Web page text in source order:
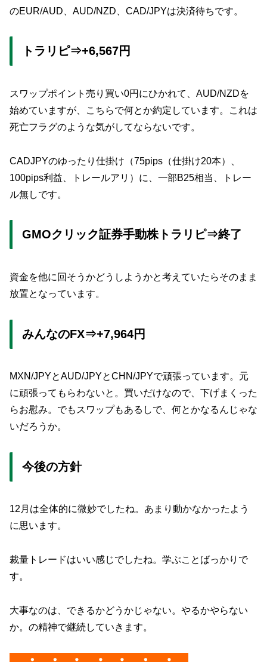
のEUR/AUD、AUD/NZD、CAD/JPYは決済待ちです。
トラリピ⇒+6,567円
スワップポイント売り買い0円にひかれて、AUD/NZDを
始めていますが、こちらで何とか約定しています。これは
死亡フラグのような気がしてならないです。
CADJPYのゆったり仕掛け（75pips（仕掛け20本）、
100pips利益、トレールアリ）に、一部B25相当、トレー
ル無しです。
GMOクリック証券手動株トラリピ⇒終了
資金を他に回そうかどうしようかと考えていたらそのまま
放置となっています。
みんなのFX⇒+7,964円
MXN/JPYとAUD/JPYとCHN/JPYで頑張っています。元
に頑張ってもらわないと。買いだけなので、下げまくった
らお慰み。でもスワップもあるしで、何とかなるんじゃな
いだろうか。
今後の方針
12月は全体的に微妙でしたね。あまり動かなかったよう
に思います。
裁量トレードはいい感じでしたね。学ぶことばっかりで
す。
大事なのは、できるかどうかじゃない。やるかやらない
か。の精神で継続していきます。